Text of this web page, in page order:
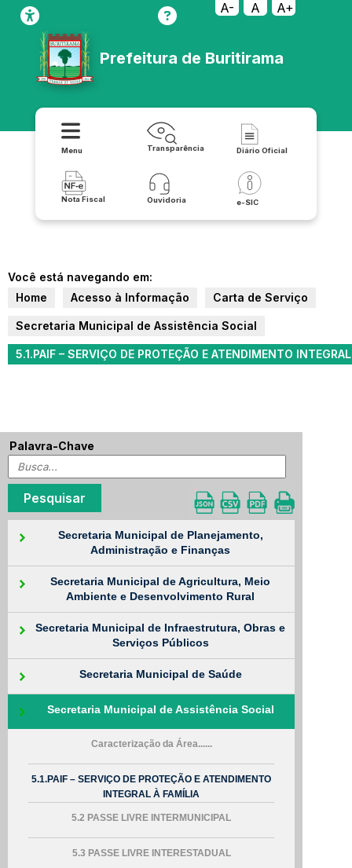
A- A A+
Prefeitura de Buritirama
Menu Transparência Diário Oficial
Nota Fiscal Ouvidoria e-SIC
Você está navegando em:
Home
Acesso à Informação Carta de Serviço
Secretaria Municipal de Assistência Social
5.1.PAIF – SERVIÇO DE PROTEÇÃO E ATENDIMENTO
Palavra-Chave
Secretaria Municipal de Planejamento,
Administração e Finanças
Secretaria Municipal de Agricultura, Meio
Ambiente e Desenvolvimento Rural
Secretaria Municipal de Infraestrutura, Obras e
Serviços Públicos
Secretaria Municipal de Saúde
Secretaria Municipal de Assistência Social
Caracterização da Área......
5.1.PAIF – SERVIÇO DE PROTEÇÃO E ATENDIMENTO
INTEGRAL À FAMÍLIA
5.2 PASSE LIVRE INTERMUNICIPAL
5.3 PASSE LIVRE INTERESTADUAL